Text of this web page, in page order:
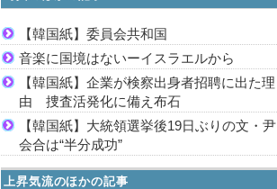
【韓国紙】委員会共和国
音楽に国境はないーイスラエルから
【韓国紙】企業が検察出身者招聘に出た理
由 捜査活発化に備え布石
【韓国紙】大統領選挙後19日ぶりの文・尹
会合は“半分成功”
上昇気流のほかの記事